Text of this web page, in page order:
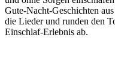
Gute-Nacht-Geschichten
die Lieder und runden den
Einschlaf-Erlebnis ab.